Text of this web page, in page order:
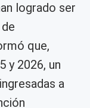
logrado ser
que,
y 2026, un
a